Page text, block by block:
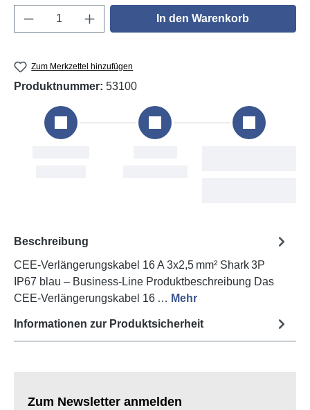
Produkt Anzahl: Gib den gewünschten
In den Warenkorb
Zum Merkzettel hinzufügen
Produktnummer: 53100
Beschreibung
CEE‑Verlängerungskabel 16 A 3x2,5 mm² Shark 3P
IP67 blau – Business‑Line Produktbeschreibung Das
CEE‑Verlängerungskabel 16 … Mehr
Informationen zur Produktsicherheit
Zum Newsletter anmelden